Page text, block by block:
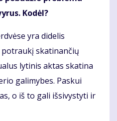
Kodėl?
yra didelis
skatinančių
lytinis aktas skatina
galimybes. Paskui
o iš to gali išsivystyti ir